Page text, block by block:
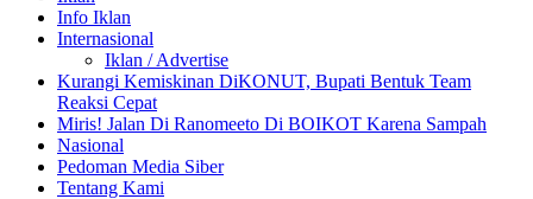
Info Iklan
Internasional
Iklan / Advertise
Kurangi Kemiskinan DiKONUT, Bupati Bentuk Team
Reaksi Cepat
Miris! Jalan Di Ranomeeto Di BOIKOT Karena Sampah
Nasional
Pedoman Media Siber
Tentang Kami